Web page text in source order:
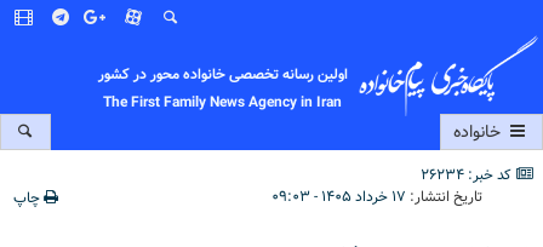
اولین رسانه تخصصی خانواده محور در کشور
The First Family News Agency in Iran
خانواده
کد خبر: 26234
تاریخ انتشار: ۱۷ خرداد ۱۴۰۵ - ۰۹:۰۳ چاپ